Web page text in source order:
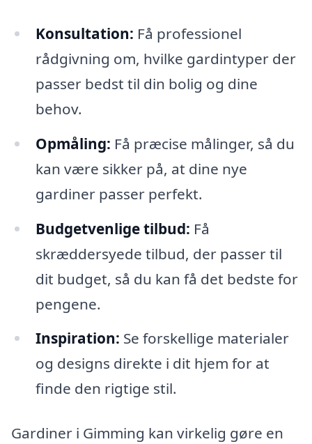
Konsultation: Få professionel
rådgivning om, hvilke gardintyper der
passer bedst til din bolig og dine
behov.
Opmåling: Få præcise målinger, så du
kan være sikker på, at dine nye
gardiner passer perfekt.
Budgetvenlige tilbud: Få
skræddersyede tilbud, der passer til
dit budget, så du kan få det bedste for
pengene.
Inspiration: Se forskellige materialer
og designs direkte i dit hjem for at
finde den rigtige stil.
Gardiner i Gimming kan virkelig gøre en